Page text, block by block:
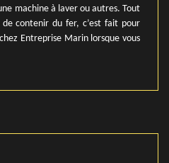
machine à laver ou autres. Tout
de contenir du fer, c’est fait pour
Entreprise Marin lorsque vous